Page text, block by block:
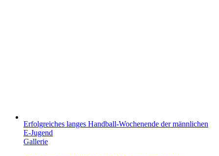
Erfolgreiches langes Handball-Wochenende der männlichen
E-Jugend
Gallerie